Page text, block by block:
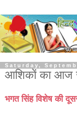
Saturday,
आशिकों का आज
भगत सिंह विशेष की